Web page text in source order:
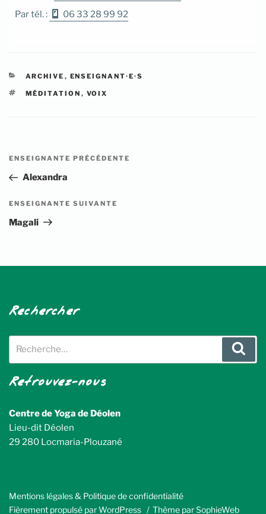
Par tél. :
06 33 28 99 92
CATÉGORIES
ARCHIVE , ENSEIGNANT·E·S
ÉTIQUETTES
MÉDITATION , VOIX
Navigation
l’article
Article
précédent
ENSEIGNANTE PRÉCÉDENTE
Alexandra
Article
suivant
ENSEIGNANTE SUIVANTE
Magali
Rechercher
Retrouvez-nous
Centre de Yoga de Déolen
Lieu-dit Déolen
29 280 Locmaria-Plouzané
Mentions légales & Politique de confidentialité
Fièrement propulsé par WordPress
Thème par SophieWeb